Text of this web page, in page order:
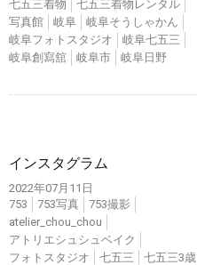
七五三着物
七五三着物レンタル
写真館
岐阜
岐阜そうしゃかん
岐阜フォトスタジオ
岐阜七五三
岐阜創寫舘
岐阜市 岐阜日野
インスタグラム
2022年07月11日
753
753写真
753撮影
atelier_chou_chou
アトリエシュシュベイク
フォトスタジオ
七五三
七五三3歳